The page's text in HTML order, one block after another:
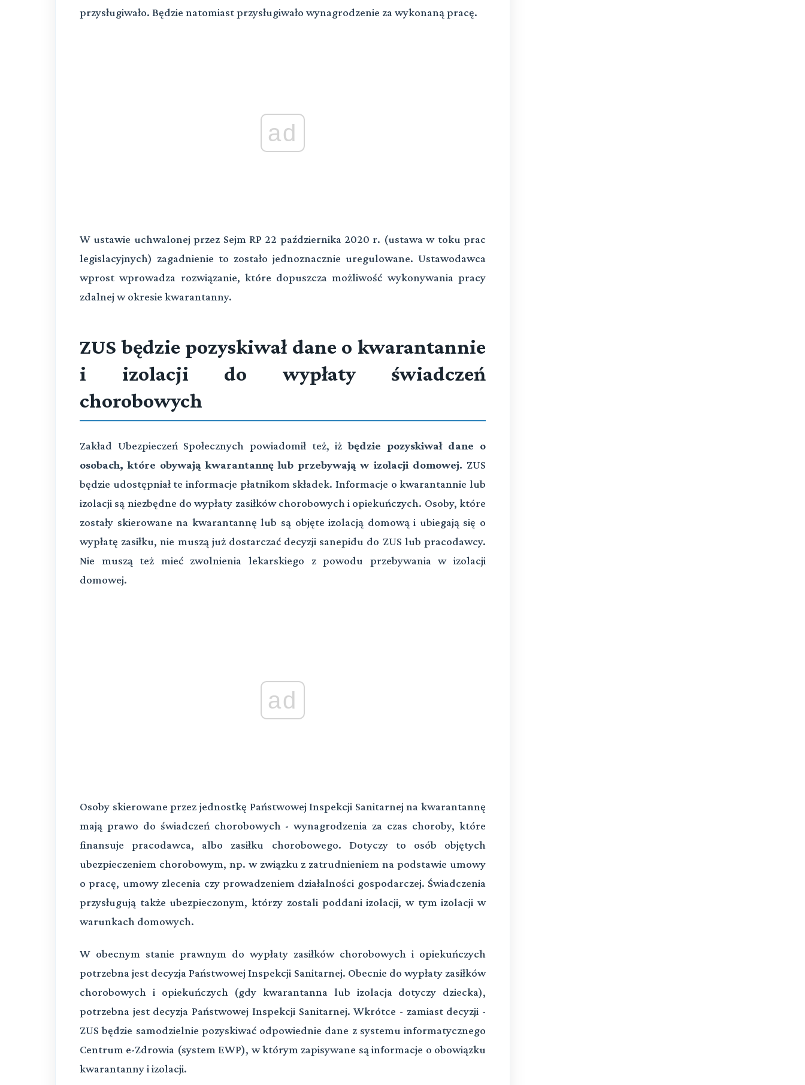
przysługiwało. Będzie natomiast przysługiwało wynagrodzenie za wykonaną pracę.
ad
W ustawie uchwalonej przez Sejm RP 22 października 2020 r. (ustawa w toku prac
legislacyjnych) zagadnienie to zostało jednoznacznie uregulowane. Ustawodawca
wprost wprowadza rozwiązanie, które dopuszcza możliwość wykonywania pracy
zdalnej w okresie kwarantanny.
ZUS będzie pozyskiwał dane o kwarantannie
i izolacji do wypłaty świadczeń
chorobowych
Zakład Ubezpieczeń Społecznych powiadomił też, iżbędzie pozyskiwał dane o
osobach, które obywają kwarantannę lub przebywają w izolacji domowej. ZUS
będzie udostępniał te informacje płatnikom składek. Informacje o kwarantannie lub
izolacji są niezbędne do wypłaty zasiłków chorobowych i opiekuńczych. Osoby, które
zostały skierowane na kwarantannę lub są objęte izolacją domową i ubiegają się o
wypłatę zasiłku, nie muszą już dostarczać decyzji sanepidu do ZUS lub pracodawcy.
Nie muszą też mieć zwolnienia lekarskiego z powodu przebywania w izolacji
domowej.
ad
Osoby skierowane przez jednostkę Państwowej Inspekcji Sanitarnej na kwarantannę
mają prawo do świadczeń chorobowych - wynagrodzenia za czas choroby, które
finansuje pracodawca, albo zasiłku chorobowego. Dotyczy to osób objętych
ubezpieczeniem chorobowym, np. w związku z zatrudnieniem na podstawie umowy
o pracę, umowy zlecenia czy prowadzeniem działalności gospodarczej. Świadczenia
przysługują także ubezpieczonym, którzy zostali poddani izolacji, w tym izolacji w
warunkach domowych.
W obecnym stanie prawnym do wypłaty zasiłków chorobowych i opiekuńczych
potrzebna jest decyzja Państwowej Inspekcji Sanitarnej. Obecnie do wypłaty zasiłków
chorobowych i opiekuńczych (gdy kwarantanna lub izolacja dotyczy dziecka),
potrzebna jest decyzja Państwowej Inspekcji Sanitarnej. Wkrótce - zamiast decyzji -
ZUS będzie samodzielnie pozyskiwać odpowiednie dane z systemu informatycznego
Centrum e-Zdrowia (system EWP), w którym zapisywane są informacje o obowiązku
kwarantanny i izolacji.